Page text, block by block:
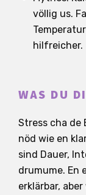
völlig us.
hilfreicher.
WAS DU
Stress cha de
nöd wie en
sind Dauer,
drumume. En
erklärbar,